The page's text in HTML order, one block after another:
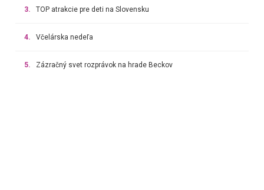
3. TOP atrakcie pre deti na Slovensku
4. Včelárska nedeľa
5. Zázračný svet rozprávok na hrade Beckov